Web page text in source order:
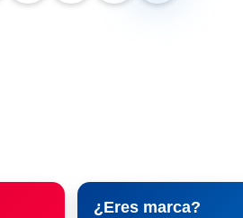
¿Eres marca?